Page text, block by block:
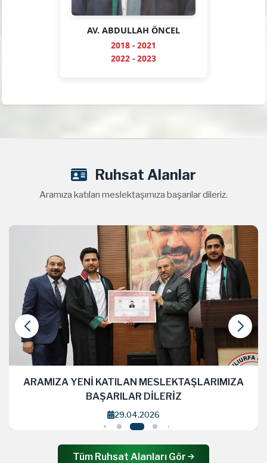
AV. ABDULLAH ÖNCEL
2018 - 2021
2022 - 2023
Ruhsat Alanlar
Aramıza katılan meslektaşımıza başarılar dileriz.
ARAMIZA YENİ KATILAN MESLEKTAŞLARIMIZA
BAŞARILAR DİLERİZ
29.04.2026
Tüm Ruhsat Alanları Gör